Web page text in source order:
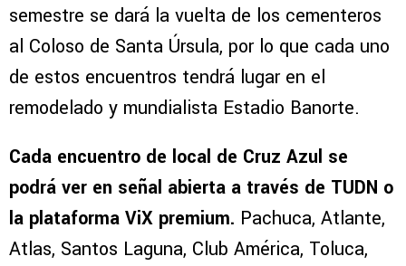
semestre se dará la vuelta de los cementeros
al Coloso de Santa Úrsula, por lo que cada uno
de estos encuentros tendrá lugar en el
remodelado y mundialista Estadio Banorte.
Cada encuentro de local de Cruz Azul se
podrá ver en señal abierta a través de TUDN o
la plataforma ViX premium. Pachuca, Atlante,
Atlas, Santos Laguna, Club América, Toluca,